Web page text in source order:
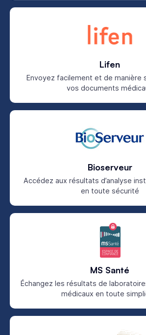
Lifen
Envoyez facilement et de manière
vos documents
Bioserveur
Accédez aux résultats d’analyse
en toute sécurité
MS Santé
Échangez les résultats de
médicaux en toute